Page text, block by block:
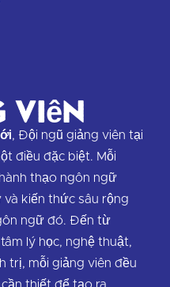
viên
, Đội ngũ giảng viên tại
điều đặc biệt. Mỗi
thạo ngôn ngữ
kiến thức sâu rộng
ngữ đó. Đến từ
lý học, nghệ thuật,
trị, mỗi giảng viên đều